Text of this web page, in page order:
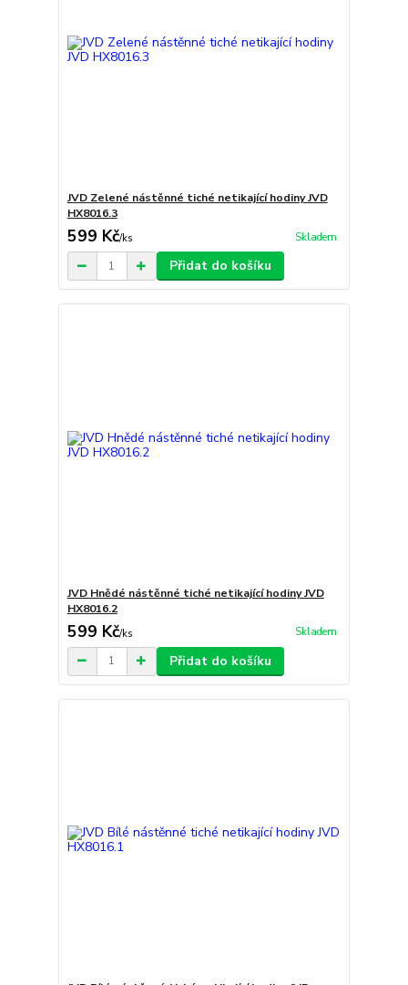
JVD Zelené nástěnné tiché netikající hodiny JVD
HX8016.3
599 Kč/ks Skladem
Přidat do košíku
JVD Hnědé nástěnné tiché netikající hodiny JVD
HX8016.2
599 Kč/ks Skladem
Přidat do košíku